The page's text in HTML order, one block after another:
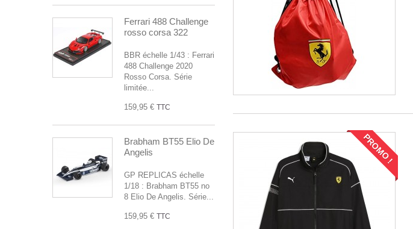
Ferrari 488 Challenge
rosso corsa 322
BBR échelle 1/43 : Ferrari
488 Challenge 2020
Rosso Corsa. Série
limitée...
159,95 € TTC
Brabham BT55 Elio De
Angelis
GP REPLICAS échelle
1/18 : Brabham BT55 no
8 Elio De Angelis. Série...
159,95 € TTC
PROMO !